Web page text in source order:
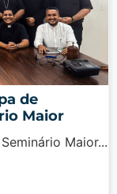
de
Maior
Maior...